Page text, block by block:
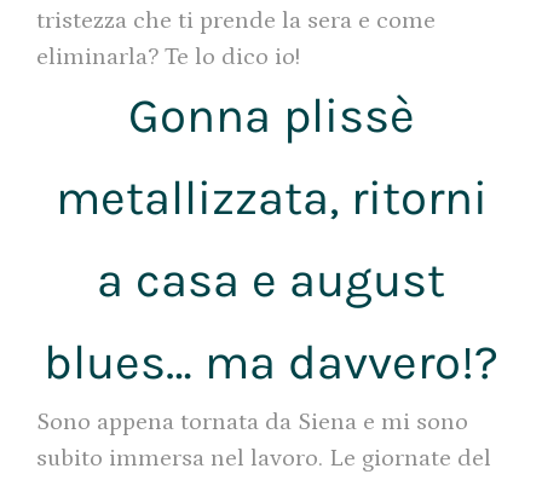
tristezza che ti prende la sera e come
eliminarla? Te lo dico io!
Gonna plissè
metallizzata, ritorni
a casa e august
blues… ma davvero!?
Sono appena tornata da Siena e mi sono
subito immersa nel lavoro. Le giornate del